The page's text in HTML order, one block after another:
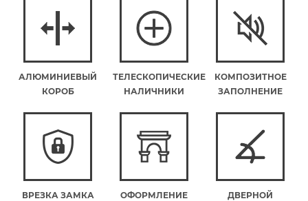
АЛЮМИНИЕВЫЙ
КОРОБ
ТЕЛЕСКОПИЧЕСКИЕ
НАЛИЧНИКИ
КОМПОЗИТНОЕ
ЗАПОЛНЕНИЕ
ВРЕЗКА ЗАМКА
ОФОРМЛЕНИЕ
ДВЕРНОЙ